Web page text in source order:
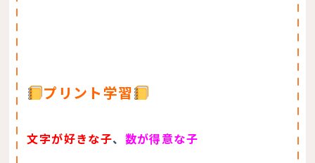
プリント学習
文字が好きな子、 数が得意な子